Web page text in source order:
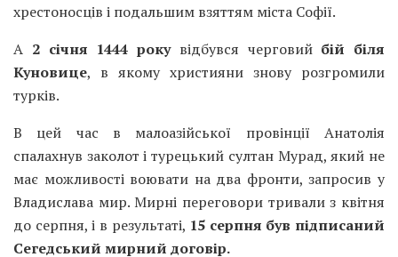
хрестоносців і подальшим взяттям міста Софії.
А 2 січня 1444 рокувідбувся черговий бій біля
Куновице, в якому християни знову розгромили
турків.
В цей час в малоазійської провінції Анатолія
спалахнув заколот і турецький султан Мурад, який не
має можливості воювати на два фронти, запросив у
Владислава мир. Мирні переговори тривали з квітня
до серпня, і в результаті, 15 серпня був підписаний
Сегедський мирний договір.